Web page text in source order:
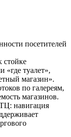
посетителей
стойке
«где туалет»,
магазин».
по галереям,
магазинов.
навигация